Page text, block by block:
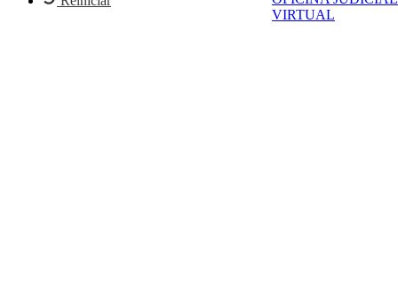
VIRTUAL